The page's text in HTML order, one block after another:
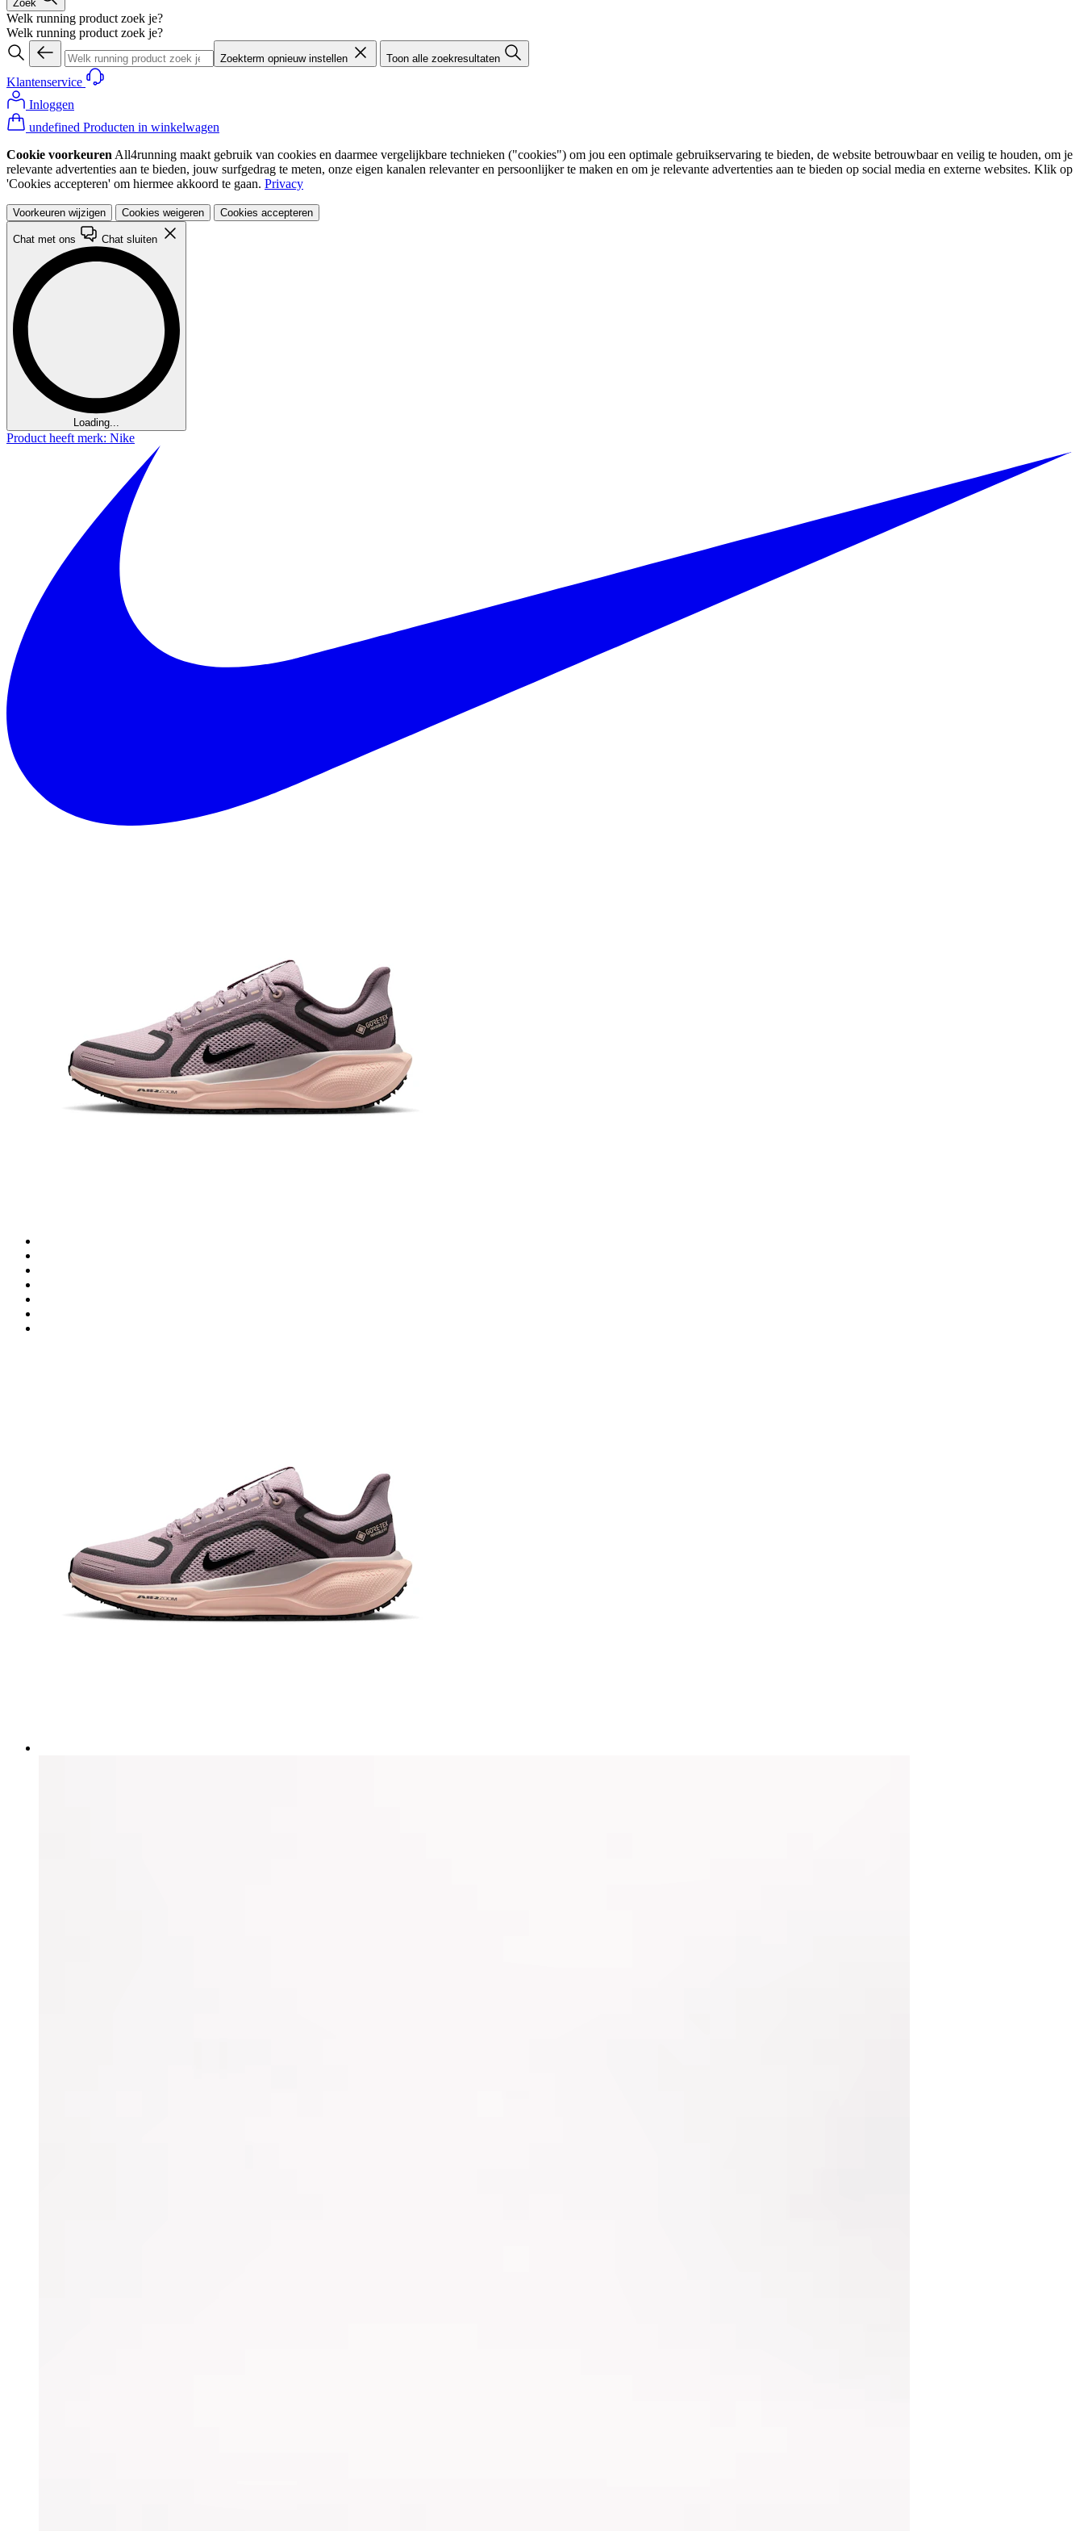
Zoek
Welk running product zoek je?
Welk running product zoek je?
Zoekterm opnieuw instellen Toon alle zoekresultaten
Klantenservice
Inloggen
undefined Producten in winkelwagen
Cookie voorkeuren All4running maakt gebruik van cookies en daarmee vergelijkbare technieken ("cookies") om jou een optimale gebruikservaring te bieden, de website betrouwbaar en veilig te houden, om je
relevante advertenties aan te bieden, jouw surfgedrag te meten, onze eigen kanalen relevanter en persoonlijker te maken en om je relevante advertenties aan te bieden op social media en externe websites. Klik op
'Cookies accepteren' om hiermee akkoord te gaan. Privacy
Voorkeuren wijzigen Cookies weigeren Cookies accepteren
Chat met ons Chat sluiten
Loading...
Product heeft merk: Nike